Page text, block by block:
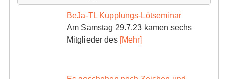
BeJa-TL Kupplungs-Lötseminar
Am Samstag 29.7.23 kamen sechs
Mitglieder des [Mehr]